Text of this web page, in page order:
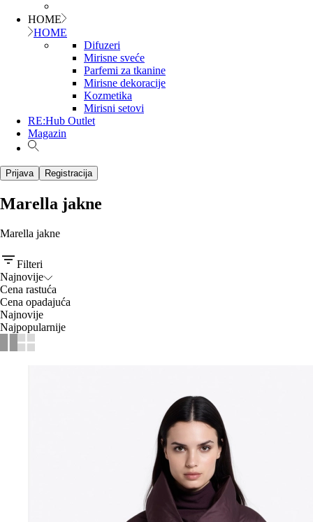
HOME
HOME
Difuzeri
Mirisne sveće
Parfemi za tkanine
Mirisne dekoracije
Kozmetika
Mirisni setovi
RE:Hub Outlet
Magazin
Prijava Registracija
Marella jakne
Marella jakne
Filteri
Najnovije
Cena rastuća
Cena opadajuća
Najnovije
Najpopularnije